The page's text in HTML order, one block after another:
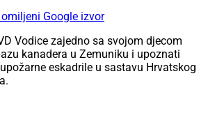
Google izvor
Vodice zajedno sa svojom djecom
kanadera u Zemuniku i upoznati
eskadrile u sastavu Hrvatskog